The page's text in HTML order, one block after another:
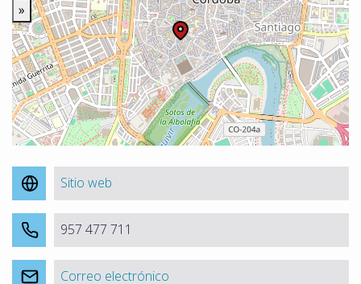
»
Sitio web
957 477 711
Correo electrónico